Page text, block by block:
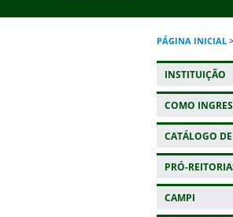
PÁGINA INICIAL >
INSTITUIÇÃO
COMO
CATÁLOGO
PRÓ-
CAMPI